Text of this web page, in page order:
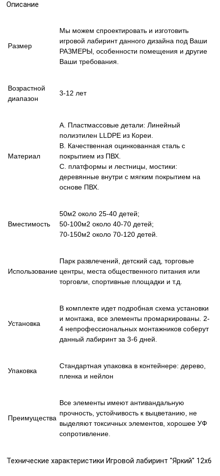
Описание
Размер
Мы можем спроектировать и изготовить
игровой лабиринт данного дизайна под Ваши
РАЗМЕРЫ, особенности помещения и другие
Ваши требования.
Возрастной
диапазон
3-12 лет
Материал
A. Пластмассовые детали: Линейный
полиэтилен LLDPE из Кореи.
B. Качественная оцинкованная сталь с
покрытием из ПВХ.
C. платформы и лестницы, мостики:
деревянные внутри с мягким покрытием на
основе ПВХ.
Вместимость
50м2 около 25-40 детей;
50-100м2 около 40-70 детей;
70-150м2 около 70-120 детей.
Использование
Парк развлечений, детский сад, торговые
центры, места общественного питания или
торговли, спортивные площадки и т.д.
Установка
В комплекте идет подробная схема установки
и монтажа, все элементы промаркированы. 2-
4 непрофессиональных монтажников соберут
данный лабиринт за 3-6 дней.
Упаковка
Стандартная упаковка в контейнере: дерево,
пленка и нейлон
Преимущества
Все элементы имеют антивандальную
прочность, устойчивость к выцветанию, не
выделяют токсичных элементов, хорошее УФ
сопротивление.
Технические характеристики Игровой лабиринт "Яркий" 12х6